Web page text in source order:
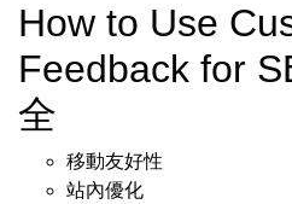
How to Use
Feedback for
全
移動友好性
站內優化